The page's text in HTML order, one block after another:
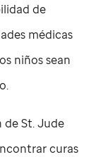
de
médicas
niños sean
deSt. Jude
curas